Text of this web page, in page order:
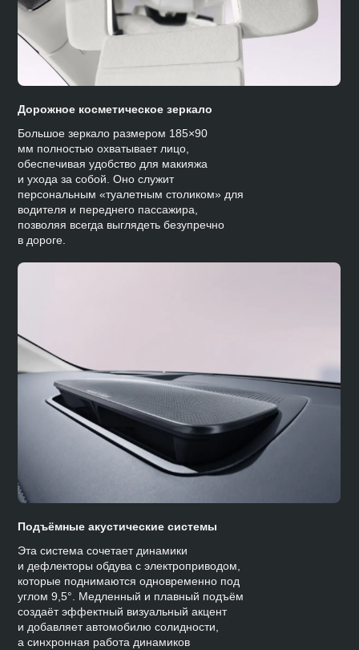
Дорожное косметическое зеркало
Подъёмные акустические системы
Большое зеркало размером 185×90
мм полностью охватывает лицо,
обеспечивая удобство для макияжа
и ухода за собой. Оно служит
персональным «туалетным столиком» для
водителя и переднего пассажира,
позволяя всегда выглядеть безупречно
в дороге.
Эта система сочетает динамики
и дефлекторы обдува с электроприводом,
которые поднимаются одновременно под
углом 9,5°. Медленный и плавный подъём
создаёт эффектный визуальный акцент
и добавляет автомобилю солидности,
а синхронная работа динамиков